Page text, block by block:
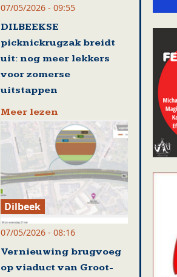
07/05/2026 - 09:55
DILBEEKSE
picknickrugzak breidt
uit: nog meer lekkers
voor zomerse
uitstappen
Meer lezen
Dilbeek
07/05/2026 - 08:16
Vernieuwing brugvoeg
op viaduct van Groot-